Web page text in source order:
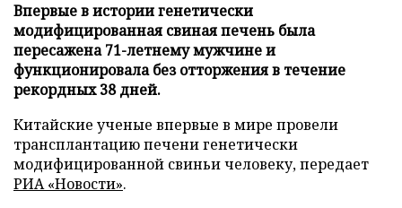
Впервые в истории генетически
модифицированная свиная печень была
пересажена 71-летнему мужчине и
функционировала без отторжения в течение
рекордных 38 дней.
Китайские ученые впервые в мире провели
трансплантацию печени генетически
модифицированной свиньи человеку, передает
РИА «Новости».